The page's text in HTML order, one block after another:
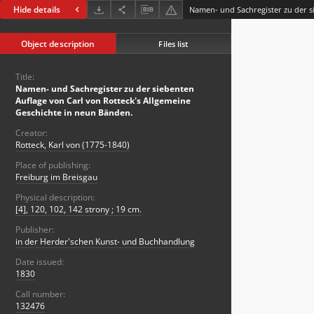
Hide details
Object description Files list
Title:
Namen- und Sachregister zu der siebenten
Auflage von Carl von Rotteck's Allgemeine
Geschichte in neun Bänden.
Creator:
Rotteck, Karl von (1775-1840)
Place of publishing:
Freiburg im Breisgau
Physical description:
[4], 120, 102, 142 strony ; 19 cm.
Publisher:
in der Herder'schen Kunst- und Buchhandlung
Date issued:
1830
Call number:
132476